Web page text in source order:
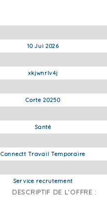
10 Jui 2026
xkjwnrlv4j
Corte 20250
Santé
Connectt Travail Temporaire
Service recrutement
DESCRIPTIF DE L'OFFRE :